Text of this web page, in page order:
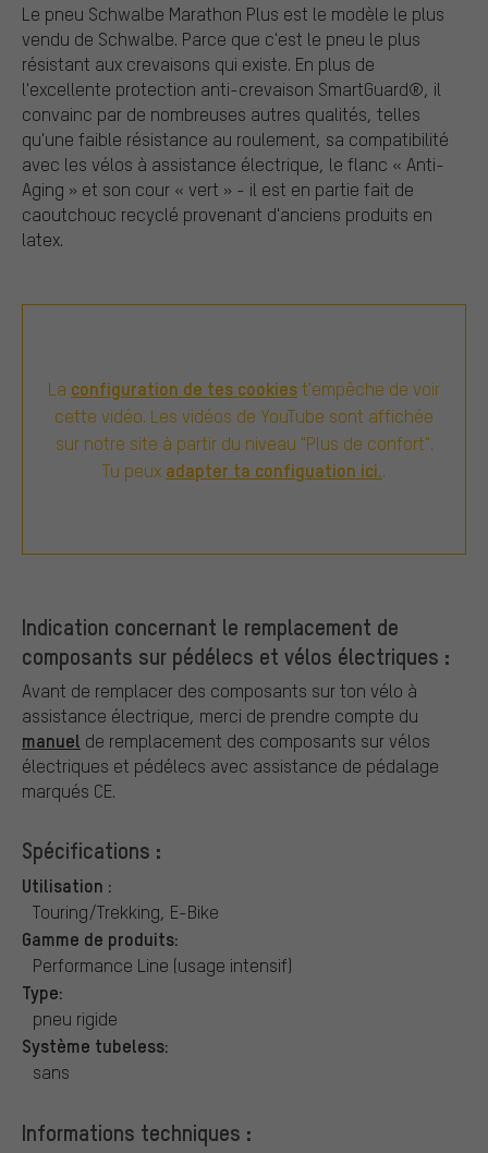
Le pneu Schwalbe Marathon Plus est le modèle le plus
vendu de Schwalbe. Parce que c'est le pneu le plus
résistant aux crevaisons qui existe. En plus de
l'excellente protection anti-crevaison SmartGuard®, il
convainc par de nombreuses autres qualités, telles
qu'une faible résistance au roulement, sa compatibilité
avec les vélos à assistance électrique, le flanc « Anti-
Aging » et son cour « vert » - il est en partie fait de
caoutchouc recyclé provenant d'anciens produits en
latex.
La configuration de tes cookiest'empêche de voir
cette vidéo. Les vidéos de YouTube sont affichée
sur notre site à partir du niveau "Plus de confort".
Tu peux adapter ta configuation ici..
Indication concernant le remplacement de
composants sur pédélecs et vélos électriques :
Avant de remplacer des composants sur ton vélo à
assistance électrique, merci de prendre compte du
manuel de remplacement des composants sur vélos
électriques et pédélecs avec assistance de pédalage
marqués CE.
Spécifications :
Utilisation :
Touring/Trekking, E-Bike
Gamme de produits:
Performance Line (usage intensif)
Type:
pneu rigide
Système tubeless:
sans
Informations techniques :